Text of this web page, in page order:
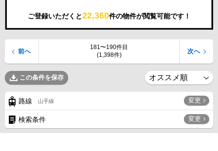
ご登録いただくと22,360件の物件が閲覧可能です！
181〜190件目
(1,398件)
前へ 次へ
この条件を保存
路線 山手線 変更
検索条件 変更